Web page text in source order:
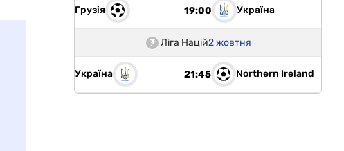
Грузія 19:00 Україна
Ліга Націй2 жовтня
Україна 21:45 Northern Ireland